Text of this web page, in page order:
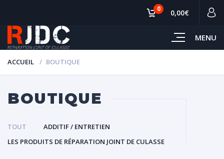
MENU
0 0,00€
ACCUEIL BOUTIQUE
BOUTIQUE
TOUT
ADDITIF / ENTRETIEN
LES PRODUITS DE RÉPARATION JOINT DE CULASSE